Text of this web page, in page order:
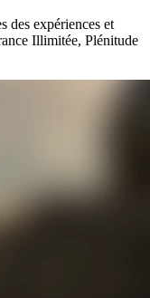
des expériences et
Illimitée, Plénitude